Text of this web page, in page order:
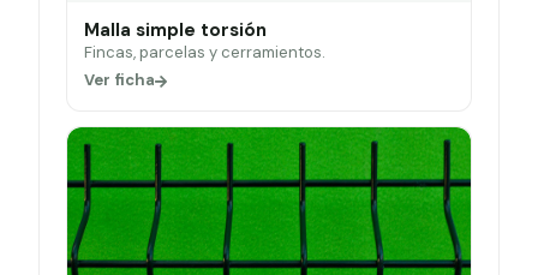
Malla simple torsión
Fincas, parcelas y cerramientos.
Ver ficha